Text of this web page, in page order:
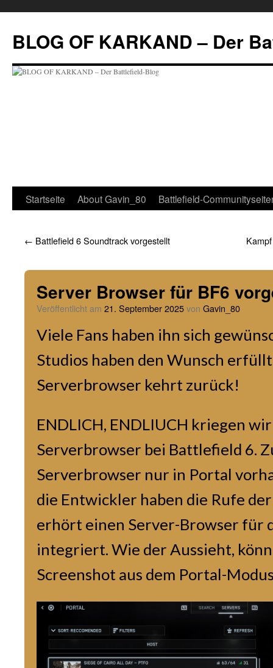
BLOG OF KARKAND – Der
Startseite About Gavin_80 Battlefield-
← Battlefield 6 Soundtrack vorgestellt
Server Browser für BF6
Veröffentlicht am 21. September 2025von Gavin_80
Viele Fans haben ihn sich
Studios haben den Wunsch
Serverbrowser kehrt zurück!
ENDLICH, ENDLIUCH kriegen
Serverbrowser bei Battlefield 6.
Serverbrowser nur in Portal
die Entwickler haben die Rufe
erhört einen Server-Browser für
integriert. Wie der Aussieht,
Screenshot aus dem Portal-